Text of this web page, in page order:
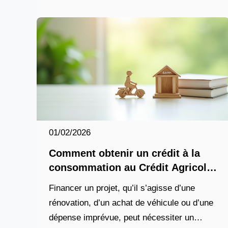
En 2026,
01/02/2026
Comment obtenir un crédit à la
consommation au Crédit Agricole
Financer un projet, qu’il s’agisse d’une
rénovation, d’un achat de véhicule ou d’une
dépense imprévue, peut nécessiter un